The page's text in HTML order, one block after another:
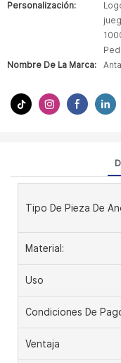
Personalización:
Nombre De La Marca:
Anta
Tipo De Pieza De
Material:
Uso
Condiciones De
Ventaja